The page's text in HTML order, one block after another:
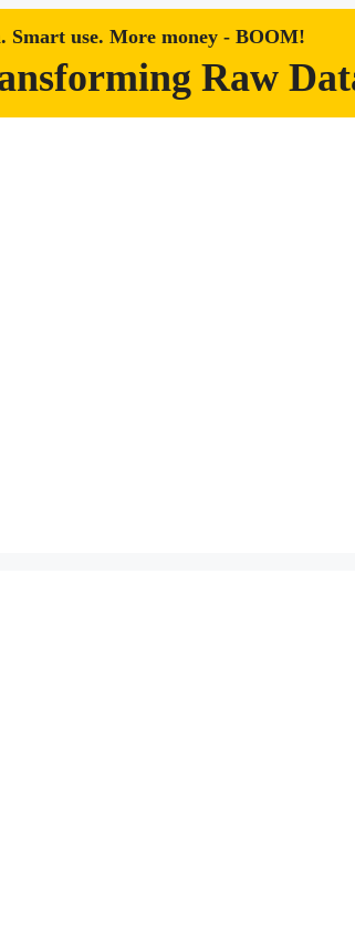
Smart use. More money - BOOM!
Raw